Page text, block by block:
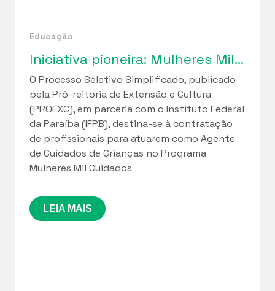
Educação
Iniciativa pioneira: Mulheres Mil Cuidados lança seleção de profissionais para implantação de Cuidotecas na Paraíba
O Processo Seletivo Simplificado, publicado
pela Pró-reitoria de Extensão e Cultura
(PROEXC), em parceria com o Instituto Federal
da Paraíba (IFPB), destina-se à contratação
de profissionais para atuarem como Agente
de Cuidados de Crianças no Programa
Mulheres Mil Cuidados
LEIA MAIS